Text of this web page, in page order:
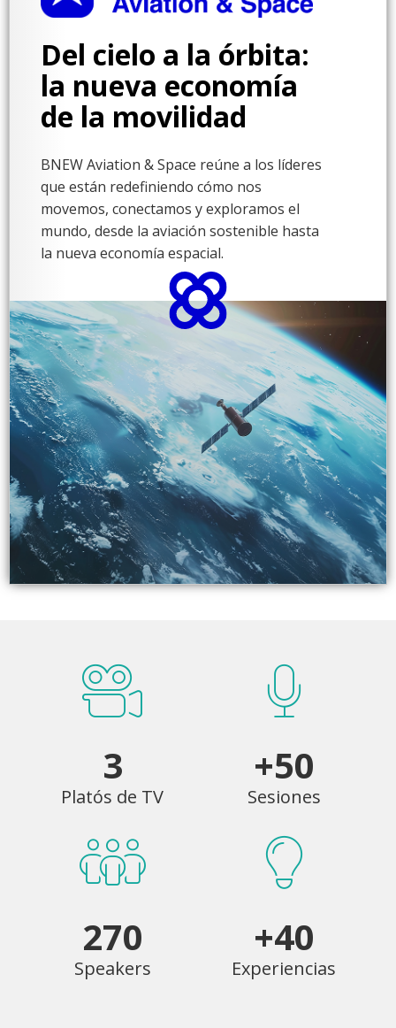
Del cielo a la órbita:
la nueva economía
de la movilidad
BNEW Aviation & Space reúne a los líderes
que están redefiniendo cómo nos
movemos, conectamos y exploramos el
mundo, desde la aviación sostenible hasta
la nueva economía espacial.
3
Platós de TV
+50
Sesiones
270
Speakers
+40
Experiencias